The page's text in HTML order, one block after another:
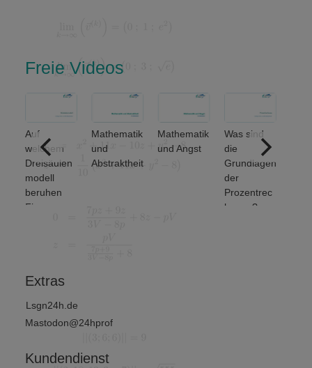
Freie Videos
Auf
welchem
Dreisäulen
modell
beruhen
Finanz-
Mathematik
und
Abstraktheit
Mathematik
und Angst
Was sind
die
Grundlagen
der
Prozentrec
hnung?
Extras
Lsgn24h.de
Mastodon@24hprof
Kundendienst